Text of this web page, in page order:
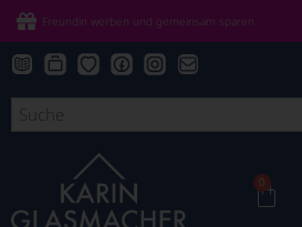
Freundin werben und gemeinsam sparen
0